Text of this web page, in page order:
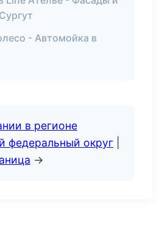
- Автомойка в
в регионе
федеральный округ
→